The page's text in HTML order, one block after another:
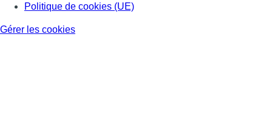
Politique de cookies (UE)
Gérer les cookies